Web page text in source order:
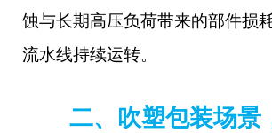
蚀与长期高压负荷带来的部件损
流水线持续运转。
二、吹塑包装场景